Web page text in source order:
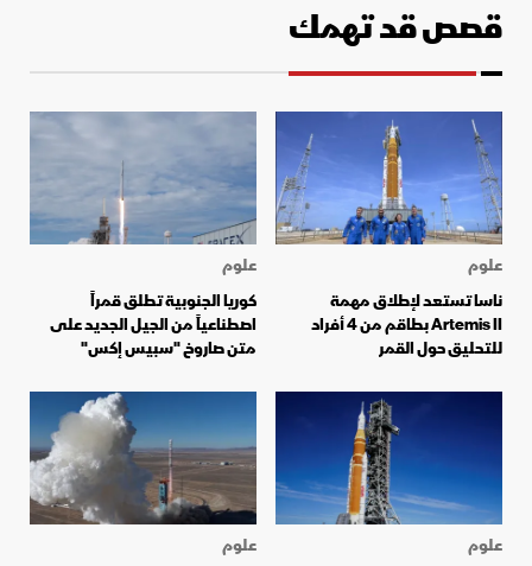
قصص قد تهمك
علوم
ناسا تستعد لإطلاق مهمة
Artemis II بطاقم من 4 أفراد
للتحليق حول القمر
علوم
كوريا الجنوبية تطلق قمراً
اصطناعياً من الجيل الجديد على
متن صاروخ "سبيس إكس"
علوم
علوم